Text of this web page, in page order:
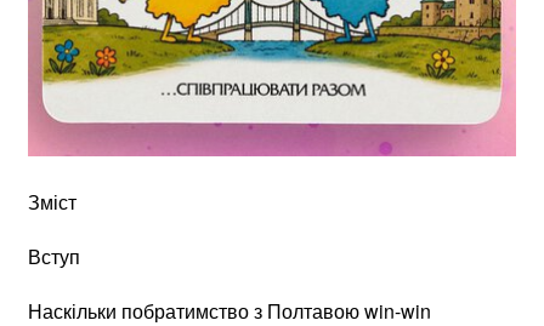
Зміст
Вступ
Наскільки побратимство з Полтавою win-win